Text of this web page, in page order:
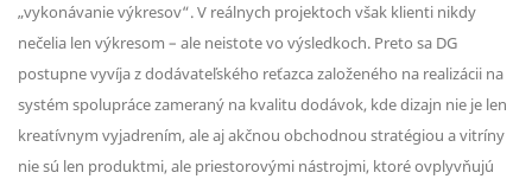
„vykonávanie výkresov“. V reálnych projektoch však klienti nikdy
nečelia len výkresom – ale neistote vo výsledkoch. Preto sa DG
postupne vyvíja z dodávateľského reťazca založeného na realizácii na
systém spolupráce zameraný na kvalitu dodávok, kde dizajn nie je len
kreatívnym vyjadrením, ale aj akčnou obchodnou stratégiou a vitríny
nie sú len produktmi, ale priestorovými nástrojmi, ktoré ovplyvňujú